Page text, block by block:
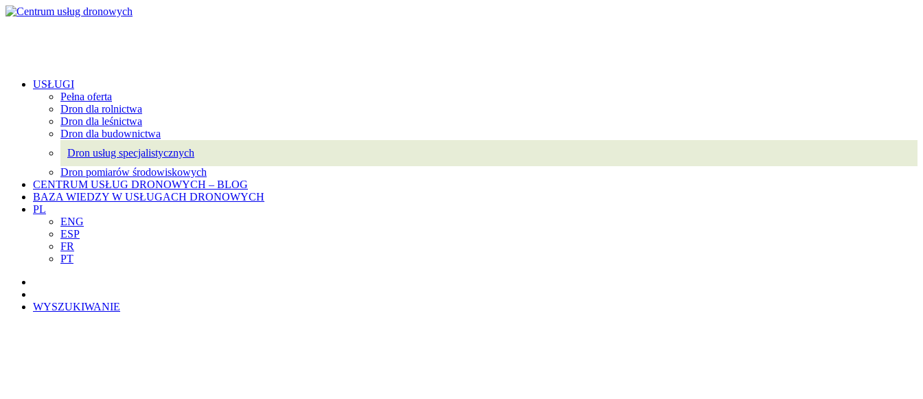
USŁUGI
Pełna oferta
Dron dla rolnictwa
Dron dla leśnictwa
Dron dla budownictwa
Dron usług specjalistycznych
Dron pomiarów środowiskowych
CENTRUM USŁUG DRONOWYCH – BLOG
BAZA WIEDZY W USŁUGACH DRONOWYCH
PL
ENG
ESP
FR
PT
WYSZUKIWANIE